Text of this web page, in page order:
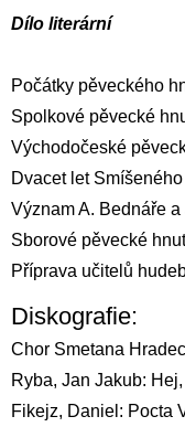
Dílo literární
Počátky pěveckého
Spolkové pěvecké
Východočeské
Dvacet let
Význam A. Bednáře
Sborové pěvecké
Příprava učitelů
Diskografie:
Chor Smetana
Ryba, Jan Jakub:
Fikejz, Daniel: Pocta